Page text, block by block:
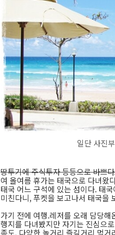
일단 사진
땅투기에 주식투자 등등으로 바쁘
여 올여름 휴가는 태국으로 다녀왔
태국 어느 구석에 있는 섬이다. 태
미친다니, 푸켓을 보고나서 태국을
가기 전에 여행.레저를 오래 담당
행지를 다녀봤지만 자기는 진심으
족도, 다양한 놀거리 즐길거리 먹